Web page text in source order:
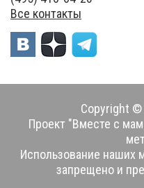
Все контакты
Copyright
Проект "Вместе с
Использование наших
запрещено и